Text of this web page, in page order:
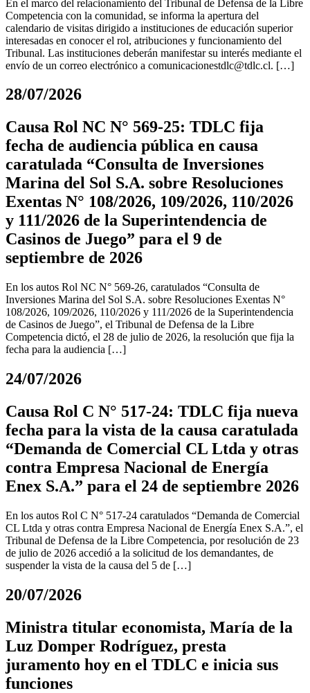
En el marco del relacionamiento del Tribunal de Defensa de la Libre
Competencia con la comunidad, se informa la apertura del
calendario de visitas dirigido a instituciones de educación superior
interesadas en conocer el rol, atribuciones y funcionamiento del
Tribunal. Las instituciones deberán manifestar su interés mediante el
envío de un correo electrónico a comunicacionestdlc@tdlc.cl. […]
28/07/2026
Causa Rol NC N° 569-25: TDLC fija
fecha de audiencia pública en causa
caratulada “Consulta de Inversiones
Marina del Sol S.A. sobre Resoluciones
Exentas N° 108/2026, 109/2026, 110/2026
y 111/2026 de la Superintendencia de
Casinos de Juego” para el 9 de
septiembre de 2026
En los autos Rol NC N° 569-26, caratulados “Consulta de
Inversiones Marina del Sol S.A. sobre Resoluciones Exentas N°
108/2026, 109/2026, 110/2026 y 111/2026 de la Superintendencia
de Casinos de Juego”, el Tribunal de Defensa de la Libre
Competencia dictó, el 28 de julio de 2026, la resolución que fija la
fecha para la audiencia […]
24/07/2026
Causa Rol C N° 517-24: TDLC fija nueva
fecha para la vista de la causa caratulada
“Demanda de Comercial CL Ltda y otras
contra Empresa Nacional de Energía
Enex S.A.” para el 24 de septiembre 2026
En los autos Rol C N° 517-24 caratulados “Demanda de Comercial
CL Ltda y otras contra Empresa Nacional de Energía Enex S.A.”, el
Tribunal de Defensa de la Libre Competencia, por resolución de 23
de julio de 2026 accedió a la solicitud de los demandantes, de
suspender la vista de la causa del 5 de […]
20/07/2026
Ministra titular economista, María de la
Luz Domper Rodríguez, presta
juramento hoy en el TDLC e inicia sus
funciones